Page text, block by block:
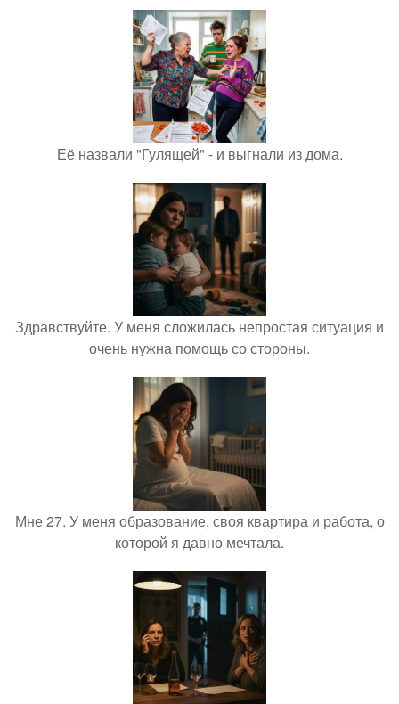
Её назвали "Гулящей" - и выгнали из дома.
Здравствуйте. У меня сложилась непростая ситуация и
очень нужна помощь со стороны.
Мне 27. У меня образование, своя квартира и работа, о
которой я давно мечтала.